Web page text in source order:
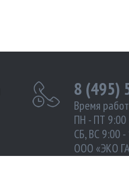
8 (495)
Время
ПН - ПТ 9:00
СБ, ВС 9:00
ООО «ЭКО